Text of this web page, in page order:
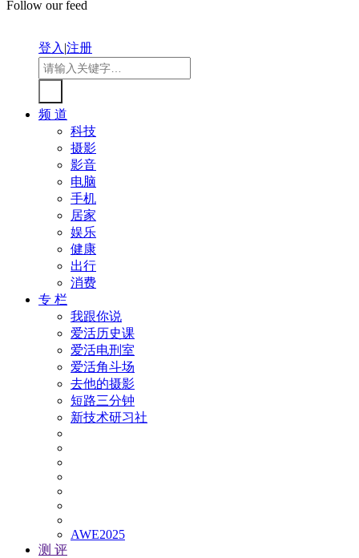
Follow our feed
登入|注册
频 道
科技
摄影
影音
电脑
手机
居家
娱乐
健康
出行
消费
专 栏
我跟你说
爱活历史课
爱活电刑室
爱活角斗场
去他的摄影
短路三分钟
新技术研习社
AWE2025
测 评